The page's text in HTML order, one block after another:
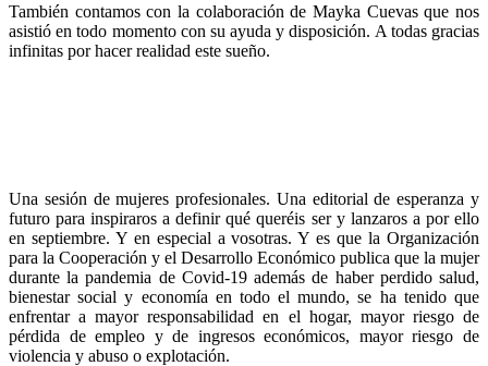
También contamos con la colaboración de Mayka Cuevas que nos
asistió en todo momento con su ayuda y disposición. A todas gracias
infinitas por hacer realidad este sueño.
Una sesión de mujeres profesionales. Una editorial de esperanza y
futuro para inspiraros a definir qué queréis ser y lanzaros a por ello
en septiembre. Y en especial a vosotras. Y es que la Organización
para la Cooperación y el Desarrollo Económico publica que la mujer
durante la pandemia de Covid-19 además de haber perdido salud,
bienestar social y economía en todo el mundo, se ha tenido que
enfrentar a mayor responsabilidad en el hogar, mayor riesgo de
pérdida de empleo y de ingresos económicos, mayor riesgo de
violencia y abuso o explotación.